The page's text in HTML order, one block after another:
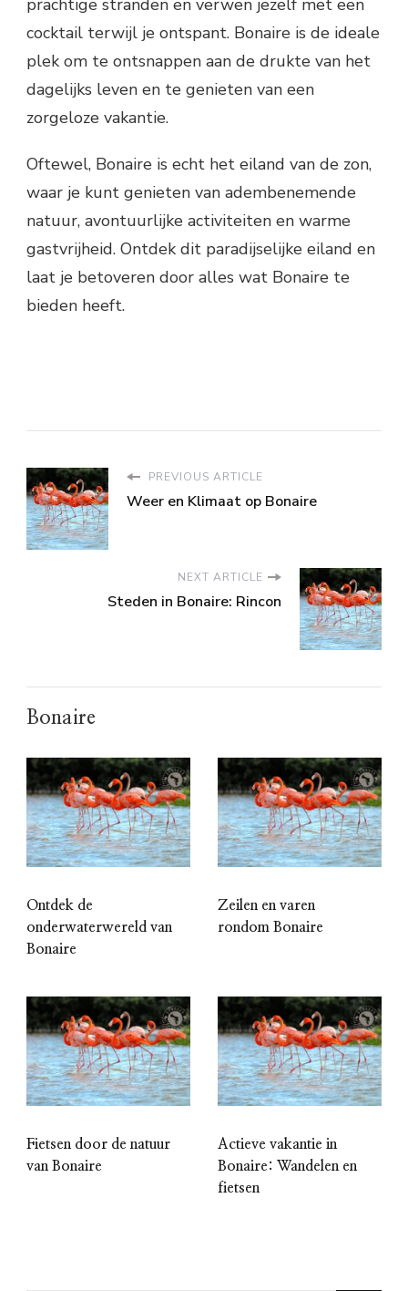
prachtige stranden en verwen jezelf met een
cocktail terwijl je ontspant. Bonaire is de ideale
plek om te ontsnappen aan de drukte van het
dagelijks leven en te genieten van een
zorgeloze vakantie.
Oftewel, Bonaire is echt het eiland van de zon,
waar je kunt genieten van adembenemende
natuur, avontuurlijke activiteiten en warme
gastvrijheid. Ontdek dit paradijselijke eiland en
laat je betoveren door alles wat Bonaire te
bieden heeft.
PREVIOUS ARTICLE
Weer en Klimaat op Bonaire
NEXT ARTICLE
Steden in Bonaire: Rincon
Bonaire
Ontdek de
onderwaterwereld van
Bonaire
Zeilen en varen
rondom Bonaire
Fietsen door de natuur
van Bonaire
Actieve vakantie in
Bonaire: Wandelen en
fietsen